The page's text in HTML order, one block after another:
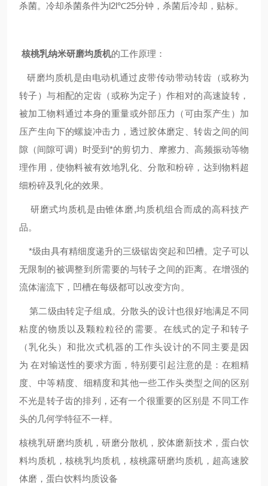
杀菌。冷却杀菌条件为l2l℃25分钟，杀菌后冷却，贴标。
核桃乳纳米研磨均质机的工作原理：
研磨均质机是由电动机通过皮带传动带动转齿（或称为
转子）与相配的定齿（或称为定子）作相对的高速旋转，
被加工物料通过本身的重量或外部压力（可由泵产生）加
压产生向下的螺旋冲击力，透过胶体磨定、转齿之间的间
隙（间隙可调）时受到*的剪切力、摩擦力、高频振动等物
理作用，使物料被有效地乳化、分散和粉碎，达到物料超
细粉碎及乳化的效果。
研磨式均质机是由锥体磨,均质机组合而成的高科技产
品。
*级由具有精细度递升的三级锯齿突起和凹槽。定子可以
无限制的被调整到所需要的与转子之间的距离。在增强的
流体湍流下，凹槽在每级都可以改变方向。
第二级由转定子组成。分散头的设计也很好地满足不同
粘度的物质以及颗粒粒径的需要。在线式的定子和转子
（乳化头）和批次式机器的工作头设计的不同主要是因
为 在对输送性的要求方面，特别要引起注意的是：在粗精
度、中等精度、细精度和其他一些工作头类型之间的区别
不光是转子齿的排列，还有一个很重要的区别是 不同工作
头的几何学特征不一样。
核桃乳研磨均质机，研磨分散机，胶体磨新技术，蛋白饮
料均质机，核桃乳均质机，核桃露研磨均质机，超高速胶
体磨，蛋白饮料均质设备